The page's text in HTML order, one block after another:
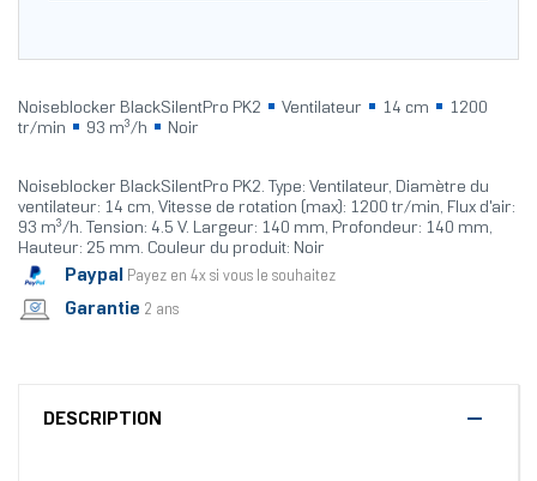
Noiseblocker BlackSilentPro PK2 Ventilateur 14 cm
1200
tr/min
93 m³/h Noir
Noiseblocker BlackSilentPro PK2. Type: Ventilateur, Diamètre du
ventilateur: 14 cm, Vitesse de rotation (max): 1200 tr/min, Flux d'air:
93 m³/h. Tension: 4.5 V. Largeur: 140 mm, Profondeur: 140 mm,
Hauteur: 25 mm. Couleur du produit: Noir
Paypal Payez en 4x si vous le souhaitez
Garantie 2 ans
DESCRIPTION